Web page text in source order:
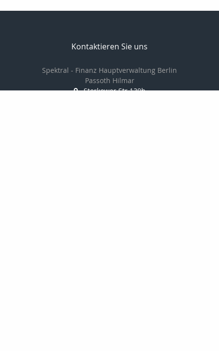
Kontaktieren Sie uns
Spektral - Finanz Hauptverwaltung Berlin
Passoth Hilmar
Storkower Str.139b